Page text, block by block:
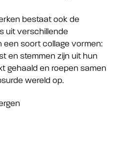
bestaat ook de
uit verschillende
een soort collage vormen:
en stemmen zijn uit hun
gehaald en roepen samen
wereld op.